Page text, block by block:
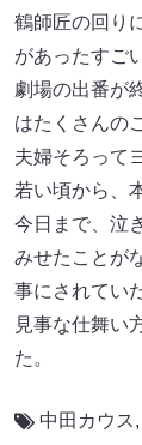
鶴師匠の回り
があったすご
劇場の出番が
はたくさんの
夫婦そろって
若い頃から、
今日まで、泣
みせたことが
事にされてい
見事な仕舞い
た。
中田カウス,